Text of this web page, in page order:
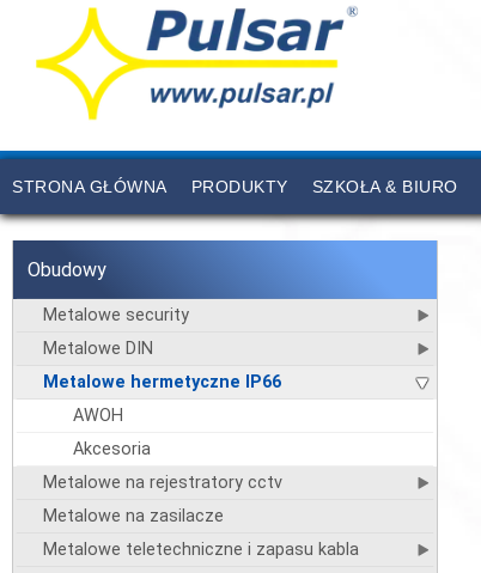
STRONA GŁÓWNA PRODUKTY SZKOŁA & BIURO
CENNIK KONTAKT
Obudowy
Metalowe security
Metalowe DIN
Metalowe hermetyczne IP66
AWOH
Akcesoria
Metalowe na rejestratory cctv
Metalowe na zasilacze
Metalowe teletechniczne i zapasu kabla